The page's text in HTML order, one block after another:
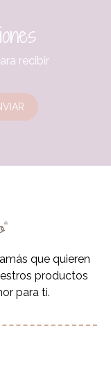
recibir
que quieren
productos
para ti.